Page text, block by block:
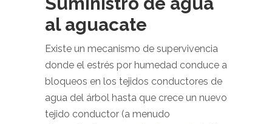
al aguacate
Existe un mecanismo de supervivencia
donde el estrés por humedad conduce a
bloqueos en los tejidos conductores de
agua del árbol hasta que crece un nuevo
tejido conductor (a menudo